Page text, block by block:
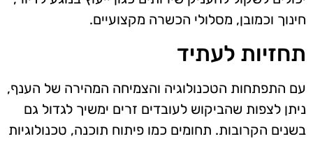
חינוך וכמובן, מסלולי הכשרה מקצועיים.
תחזיות לעתיד
עם התפתחות הטכנולוגיה והצמיחה המהירה של הענף,
ניתן לצפות שהביקוש לעובדים זרים ימשיך לגדול גם
בשנים הקרובות. תחומים כמו פיתוח תוכנה, טכנולוגיות